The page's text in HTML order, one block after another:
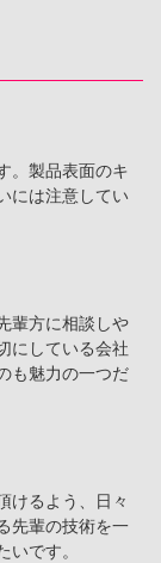
。製品表面のキ
には注意してい
輩方に相談しや
にしている会社
も魅力の一つだ
けるよう、日々
先輩の技術を一
です。